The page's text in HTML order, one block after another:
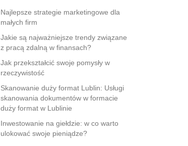
Najlepsze strategie marketingowe dla
małych firm
Jakie są najważniejsze trendy związane
z pracą zdalną w finansach?
Jak przekształcić swoje pomysły w
rzeczywistość
Skanowanie duży format Lublin: Usługi
skanowania dokumentów w formacie
duży format w Lublinie
Inwestowanie na giełdzie: w co warto
ulokować swoje pieniądze?